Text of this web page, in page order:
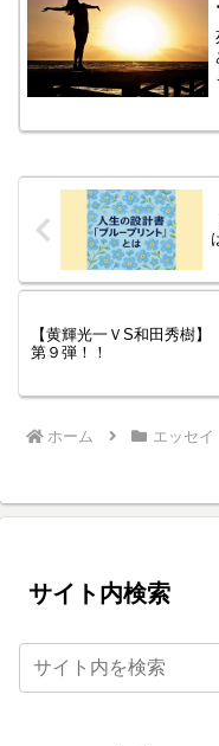
【黄輝光一ＶS和田秀樹
第９弾！！
ホーム エッセイ
サイト内検索